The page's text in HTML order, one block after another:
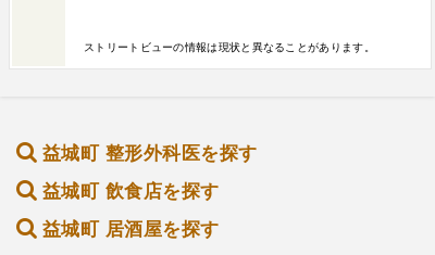
ストリートビューの情報は現状と異なることがあります。
益城町 整形外科医を探す
益城町 飲食店を探す
益城町 居酒屋を探す